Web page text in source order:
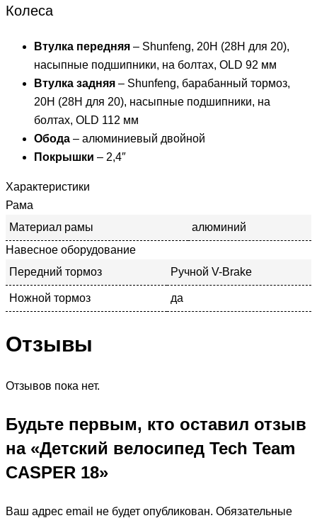
Колеса
Втулка передняя – Shunfeng, 20H (28Н для 20),
насыпные подшипники, на болтах, OLD 92 мм
Втулка задняя – Shunfeng, барабанный тормоз,
20H (28Н для 20), насыпные подшипники, на
болтах, OLD 112 мм
Обода – алюминиевый двойной
Покрышки – 2,4″
Характеристики
Рама
Материал рамы
алюминий
Навесное оборудование
Передний тормоз
Ручной V-Brake
Ножной тормоз да
Отзывы
Отзывов пока нет.
Будьте первым, кто оставил отзыв
на «Детский велосипед Tech Team
CASPER 18»
Ваш адрес email не будет опубликован. Обязательные